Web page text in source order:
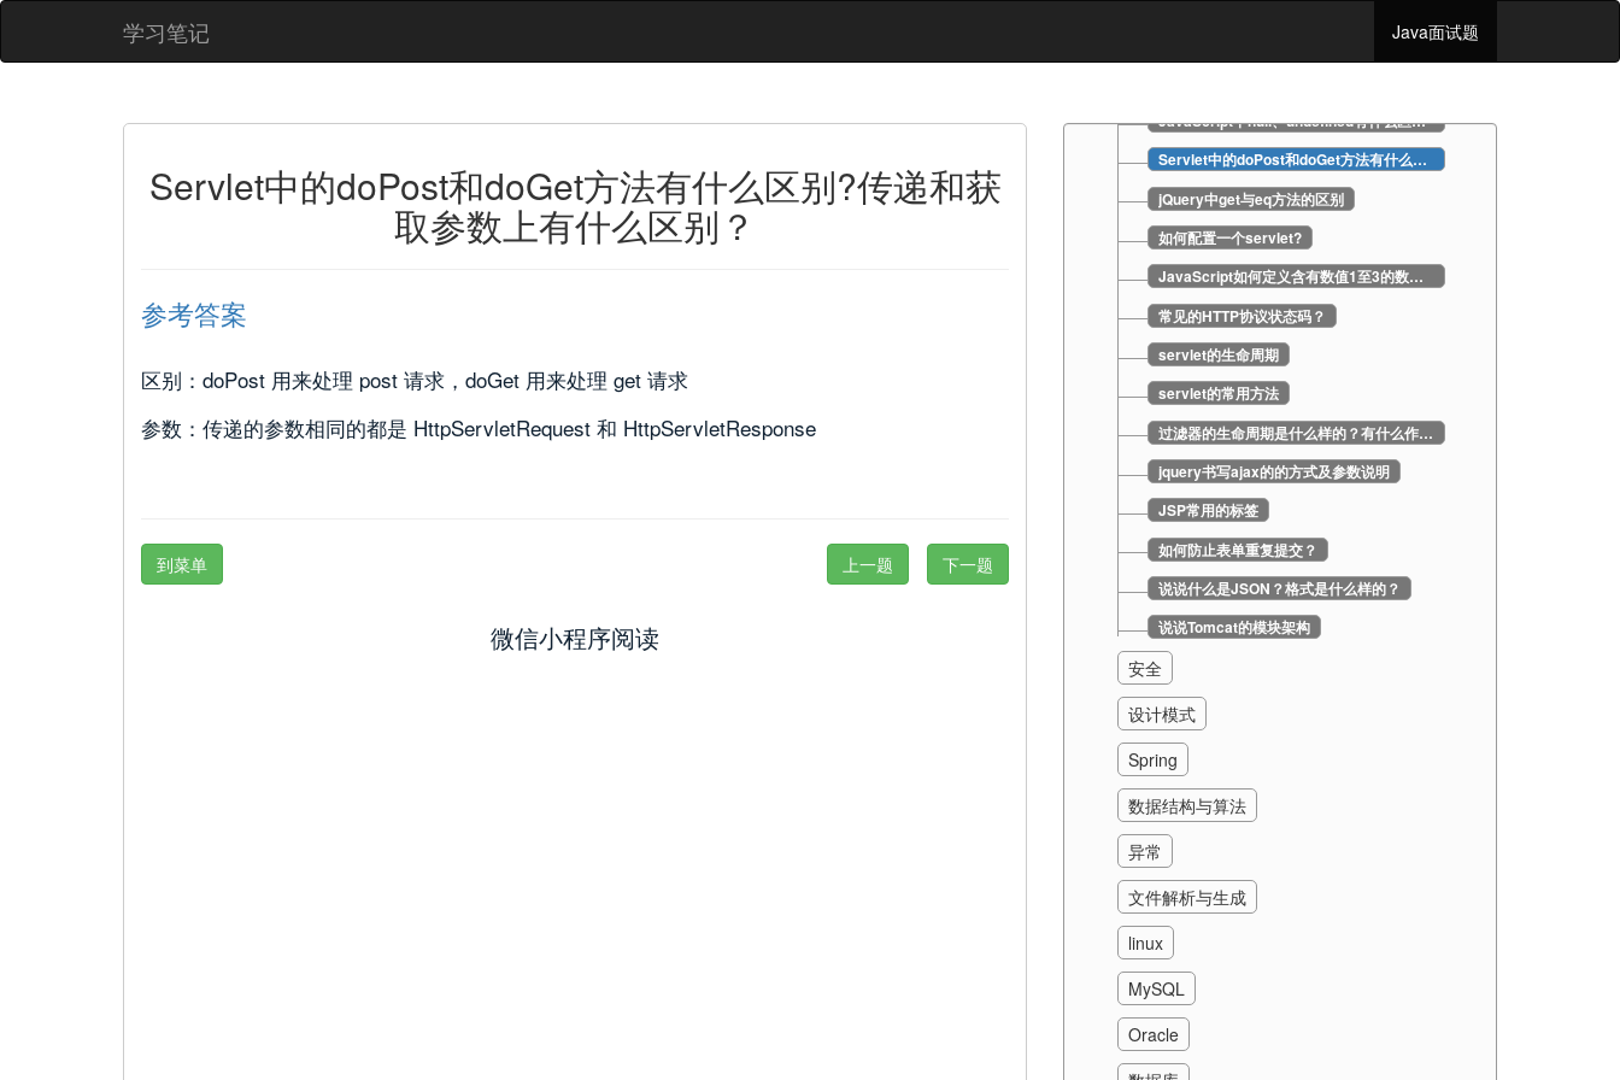
学习笔记 Java面试题
Servlet中的doPost和doGet方法有什么区别?传递和获
取参数上有什么区别？
参考答案
区别：doPost 用来处理 post 请求，doGet 用来处理 get 请求
参数：传递的参数相同的都是 HttpServletRequest 和 HttpServletResponse
到菜单 下一题
上一题
微信小程序阅读
JavaScript中null、undefined有什么区别？
Servlet中的doPost和doGet方法有什么区别?传递和获取参数上有什么区别？
jQuery中get与eq方法的区别
如何配置一个servlet?
JavaScript如何定义含有数值1至3的数组？
常见的HTTP协议状态码？
servlet的生命周期
servlet的常用方法
过滤器的生命周期是什么样的？有什么作用？
jquery书写ajax的的方式及参数说明
JSP常用的标签
如何防止表单重复提交？
说说什么是JSON？格式是什么样的？
说说Tomcat的模块架构
安全
设计模式
Spring
数据结构与算法
异常
文件解析与生成
linux
MySQL
Oracle